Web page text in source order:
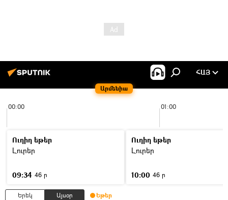
Արմենիա
ՀԱՅ
00:00 01:00
Ուղիղ եթեր
Լուրեր
09:34 46 ր
Ուղիղ եթեր
Լուրեր
10:00 46 ր
Երեկ Այսօր Եթեր